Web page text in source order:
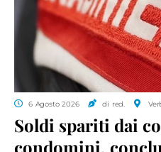
6 Agosto 2026 di red.
Soldi spariti dai
condomini,